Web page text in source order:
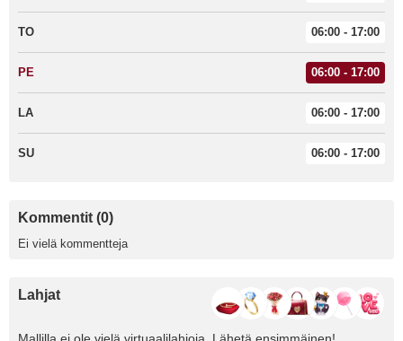
TO 06:00 - 17:00
PE 06:00 - 17:00
LA 06:00 - 17:00
SU 06:00 - 17:00
Kommentit (0)
Ei vielä kommentteja
Lahjat